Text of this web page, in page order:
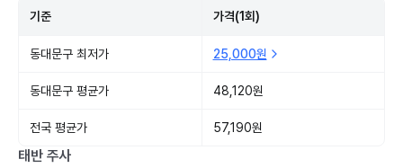
기준 가격(1회)
동대문구 최저가 25,000원
동대문구 평균가 48,120원
전국 평균가 57,190원
태반 주사